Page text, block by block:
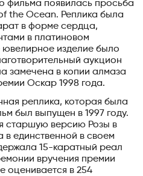
фильма появилась просьба
the Ocean. Реплика была
в форме сердца,
в платиновом
ювелирное изделие было
аукцион
замечена в копии алмаза
Оскар 1998 года.
реплика, которая была
был выпущен в 1997 году.
старшую версию Розы в
в единственной в своем
15-каратный реал
вручения премии
оценивается в 254